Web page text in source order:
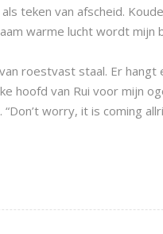
teken van afscheid.
warme lucht wordt
roestvast staal. Er
hoofd van Rui voor mijn
worry, it is coming